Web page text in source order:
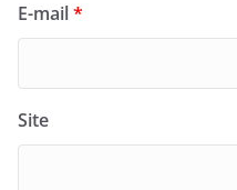
E-mail*
Site